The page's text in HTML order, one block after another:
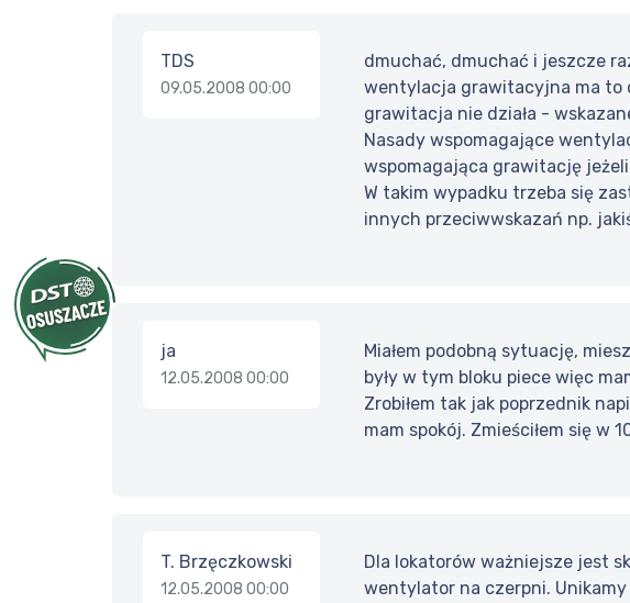
TDS
09.05.2008 00:00
dmuchać, dmuchać i jeszcze
wentylacja grawitacyjna ma to
grawitacja nie działa -
Nasady wspomagające
wspomagająca grawitację
W takim wypadku trzeba się
innych przeciwwskazań np.
ja
12.05.2008 00:00
Miałem podobną sytuację,
były w tym bloku piece więc
Zrobiłem tak jak poprzednik
mam spokój. Zmieściłem się w
T. Brzęczkowski
12.05.2008 00:00
Dla lokatorów ważniejsze jest
wentylator na czerpni.